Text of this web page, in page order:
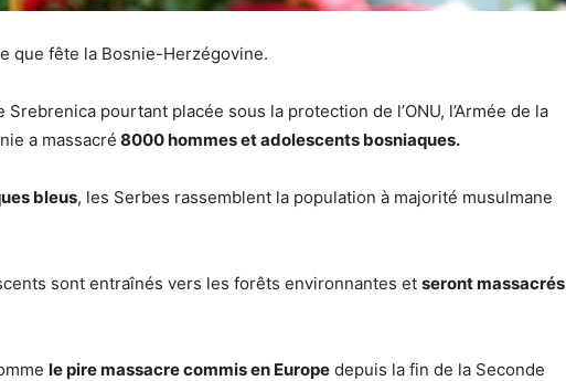
que fête la Bosnie-Herzégovine.
Srebrenica pourtant placée sous la protection de l’ONU, l’Armée de la
a massacré 8000 hommes et adolescents bosniaques.
bleus, les Serbes rassemblent la population à majorité musulmane
sont entraînés vers les forêts environnantes et seront massacrés
le pire massacre commis en Europe depuis la fin de la Seconde